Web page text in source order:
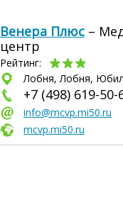
Венера Плюс –
центр
Рейтинг:
Лобня, Лобня,
+7 (498) 619-50-
info@mcvp.mi50.ru
mcvp.mi50.ru